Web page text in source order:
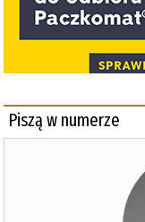
Piszą w numerze